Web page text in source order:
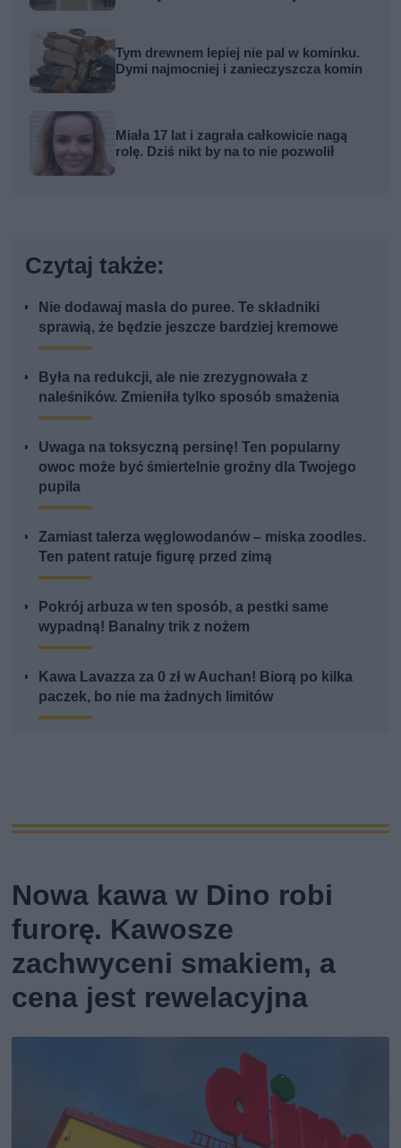
Tym drewnem lepiej nie pal w kominku.
Dymi najmocniej i zanieczyszcza komin
Miała 17 lat i zagrała całkowicie nagą
rolę. Dziś nikt by na to nie pozwolił
Czytaj także:
Nie dodawaj masła do puree. Te składniki
sprawią, że będzie jeszcze bardziej kremowe
Była na redukcji, ale nie zrezygnowała z
naleśników. Zmieniła tylko sposób smażenia
Uwaga na toksyczną persinę! Ten popularny
owoc może być śmiertelnie groźny dla Twojego
pupila
Zamiast talerza węglowodanów – miska zoodles.
Ten patent ratuje figurę przed zimą
Pokrój arbuza w ten sposób, a pestki same
wypadną! Banalny trik z nożem
Kawa Lavazza za 0 zł w Auchan! Biorą po kilka
paczek, bo nie ma żadnych limitów
Nowa kawa w Dino robi
furorę. Kawosze
zachwyceni smakiem, a
cena jest rewelacyjna